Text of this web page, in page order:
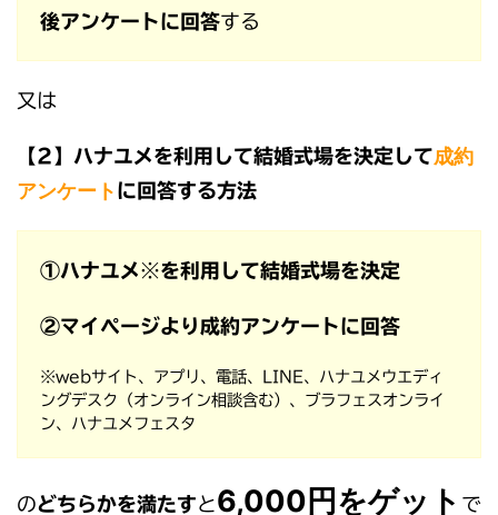
後アンケートに回答する
又は
【2】ハナユメを利用して結婚式場を決定して成約
アンケート に回答する方法
①ハナユメ※を利用して結婚式場を決定
②マイページより成約アンケートに回答
※webサイト、アプリ、電話、LINE、ハナユメウエディ
ングデスク（オンライン相談含む）、ブラフェスオンライ
ン、ハナユメフェスタ
のどちらかを満たすと6,000円をゲット で